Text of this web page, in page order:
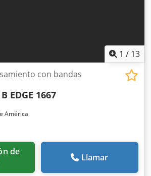
1 / 13
América
con bandas
EDGE 1667
Llamar